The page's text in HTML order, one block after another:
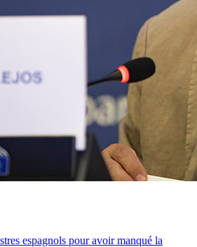
espagnols pour avoir manqué la